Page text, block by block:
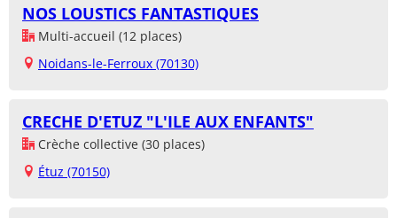
NOS LOUSTICS FANTASTIQUES
Multi-accueil (12 places)
Noidans-le-Ferroux (70130)
CRECHE D'ETUZ "L'ILE AUX ENFANTS"
Crèche collective (30 places)
Étuz (70150)